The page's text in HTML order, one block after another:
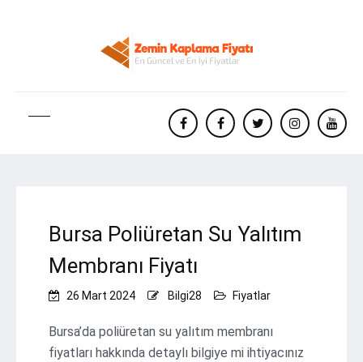
facebookFacebooktwitterinstagram
Bursa Poliüretan Su Yalıtım
Membranı Fiyatı
26 Mart 2024 Bilgi28 Fiyatlar
Bursa’da poliüretan su yalıtım membranı
fiyatları hakkında detaylı bilgiye mi ihtiyacınız